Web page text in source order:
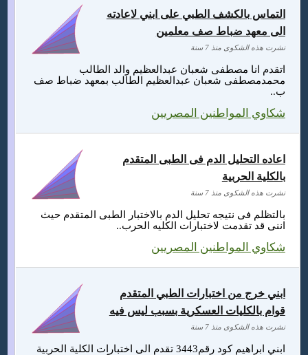
اتقدم انا مصطفى شعبان عبدالعظيم والد الطالب
محمدمصطفى شعبان عبدالعظيم الطالب بمعهد ضباط صف
ب..
شكاوي المواطنين المصريين
التماس بالكشف الطبي على ابني لاعادته
الى معهد ضباط صف معلمين
نشرت هذه الشكوى منذ 7 سنة
بالتظلم فى نتيجه تحليل الدم بالاختبار الطبى المتقدم حيث
اننى قد تقدمت لاختبارات الكليه الحرب..
شكاوي المواطنين المصريين
اعاده التحليل الدم فى الطبى المتقدم
بالكلية الحربية
نشرت هذه الشكوى منذ 7 سنة
ابني ابراهيم كود رقم3443 تقدم الى اختبارات الكلية الحربية
ابني خرج من اختبارات الطبي المتقدم
قوام بالكليات العسكرية بسبب ليس فيه
نشرت هذه الشكوى منذ 7 سنة